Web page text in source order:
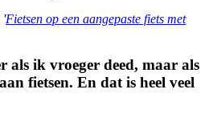
'Fietsen op een aangepaste fiets met
als ik vroeger deed, maar als
fietsen. En dat is heel veel